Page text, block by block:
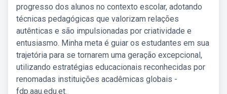
progresso dos alunos no contexto escolar, adotando
técnicas pedagógicas que valorizam relações
autênticas e são impulsionadas por criatividade e
entusiasmo. Minha meta é guiar os estudantes em sua
trajetória para se tornarem uma geração excepcional,
utilizando estratégias educacionais reconhecidas por
renomadas instituições acadêmicas globais -
fdp.aau.edu.et.